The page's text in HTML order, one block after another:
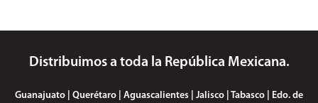
Distribuimos a toda la República Mexicana.
Guanajuato | Querétaro | Aguascalientes | Jalisco | Tabasco | Edo. de